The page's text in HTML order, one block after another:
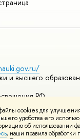
cookies для улучшения
удобства его
об использовании
, наши правила обработки
и высшего
РФ
mooc
онлайн-курсы